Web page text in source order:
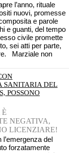
l’anno, rituale
nuovi, promesse
e parole
e guanti, del tempo
civile promette
sei atti per parte,
Marziale non
SANITARIA DEL
POSSONO
È
NEGATIVA,
LICENZIARE!
del
forzatamente